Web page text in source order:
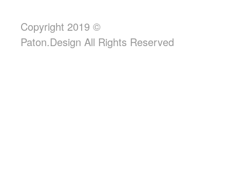
Copyright 2019 ©
Paton.Design All Rights Reserved